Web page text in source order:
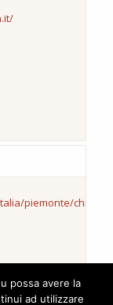
piemonte/chionea
possa avere la
ad utilizzare